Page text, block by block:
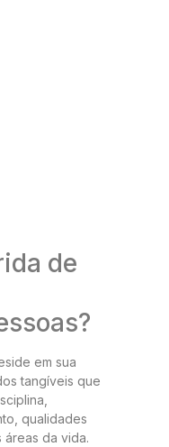
de
em sua
tangíveis que
qualidades
áreas da vida.